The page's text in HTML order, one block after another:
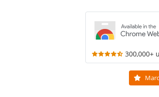
300,000+